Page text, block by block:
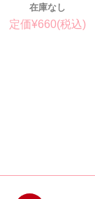
在庫なし
定価¥660(税込)